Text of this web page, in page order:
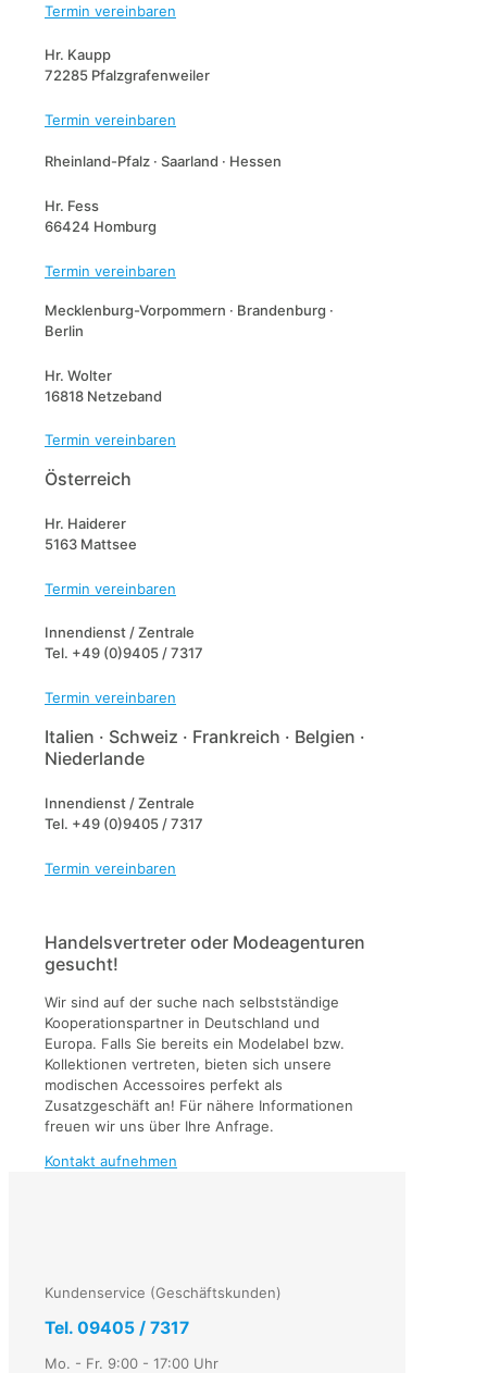
Termin vereinbaren
Hr. Kaupp
72285 Pfalzgrafenweiler
Termin vereinbaren
Rheinland-Pfalz · Saarland · Hessen
Hr. Fess
66424 Homburg
Termin vereinbaren
Mecklenburg-Vorpommern · Brandenburg ·
Berlin
Hr. Wolter
16818 Netzeband
Termin vereinbaren
Österreich
Hr. Haiderer
5163 Mattsee
Termin vereinbaren
Innendienst / Zentrale
Tel. +49 (0)9405 / 7317
Termin vereinbaren
Italien · Schweiz · Frankreich · Belgien ·
Niederlande
Innendienst / Zentrale
Tel. +49 (0)9405 / 7317
Termin vereinbaren
Handelsvertreter oder Modeagenturen
gesucht!
Wir sind auf der suche nach selbstständige
Kooperationspartner in Deutschland und
Europa. Falls Sie bereits ein Modelabel bzw.
Kollektionen vertreten, bieten sich unsere
modischen Accessoires perfekt als
Zusatzgeschäft an! Für nähere Informationen
freuen wir uns über Ihre Anfrage.
Kontakt aufnehmen
Kundenservice (Geschäftskunden)
Tel. 09405 / 7317
Mo. - Fr. 9:00 - 17:00 Uhr